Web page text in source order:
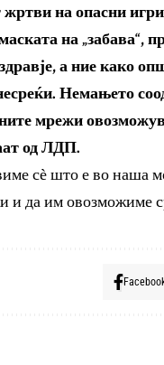
жртви на опасни
на „забава“,
а ние како
Немањето
мрежи
од ЛДП.
сѐ што е во наша
и да им овозможиме